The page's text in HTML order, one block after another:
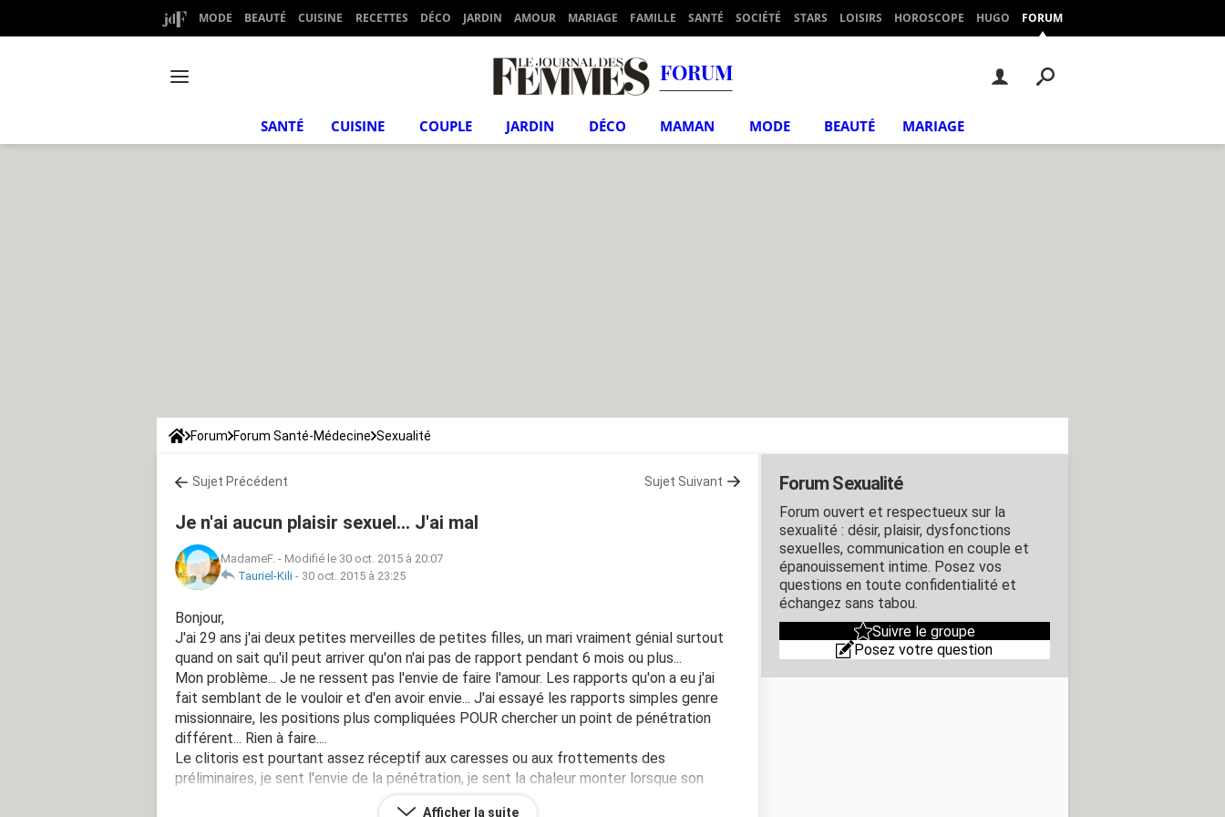
MODE BEAUTÉ CUISINE RECETTES DÉCO JARDIN AMOUR MARIAGE FAMILLE SANTÉ SOCIÉTÉ STARS LOISIRS HOROSCOPE HUGO FORUM
FORUM
SANTÉ CUISINE COUPLE JARDIN DÉCO MAMAN MODE BEAUTÉ MARIAGE
Forum Forum Santé-Médecine Sexualité
Sujet Précédent Sujet Suivant
Je n'ai aucun plaisir sexuel... J'ai mal
MadameF. - Modifié le 30 oct. 2015 à 20:07
Tauriel-Kili - 30 oct. 2015 à 23:25
Bonjour,
J'ai 29 ans j'ai deux petites merveilles de petites filles, un mari vraiment génial surtout
quand on sait qu'il peut arriver qu'on n'ai pas de rapport pendant 6 mois ou plus...
Mon problème... Je ne ressent pas l'envie de faire l'amour. Les rapports qu'on a eu j'ai
fait semblant de le vouloir et d'en avoir envie... J'ai essayé les rapports simples genre
missionnaire, les positions plus compliquées POUR chercher un point de pénétration
différent... Rien à faire....
Le clitoris est pourtant assez réceptif aux caresses ou aux frottements des
préliminaires, je sent l'envie de la pénétration, je sent la chaleur monter lorsque son
gland commence à me pénétrer cependant au delà du gland, j'ai mal, comme si son pénis
Afficher la suite
Forum Sexualité
Forum ouvert et respectueux sur la
sexualité : désir, plaisir, dysfonctions
sexuelles, communication en couple et
épanouissement intime. Posez vos
questions en toute confidentialité et
échangez sans tabou.
Suivre le groupe
Posez votre question